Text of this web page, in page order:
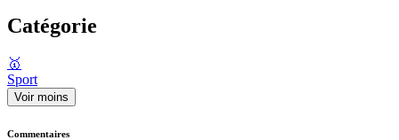
Catégorie
🥇
Sport
Voir moins
Commentaires